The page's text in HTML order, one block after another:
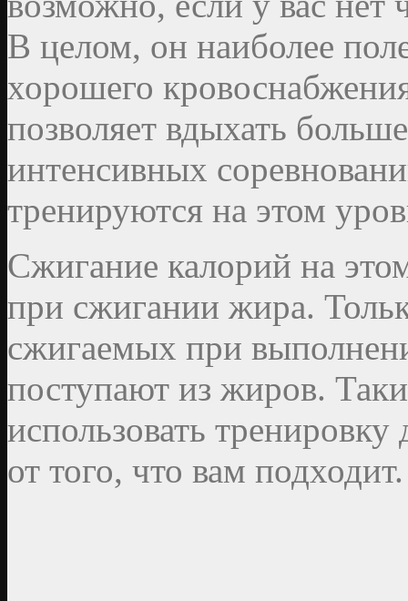
В целом, он наиболее
хорошего
позволяет вдыхать
интенсивных
тренируются на этом
Сжигание калорий на
при сжигании жира.
сжигаемых при
поступают из жиров.
использовать
от того, что вам подходит.